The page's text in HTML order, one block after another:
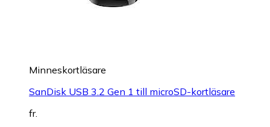
Minneskortläsare
SanDisk USB 3.2 Gen 1 till microSD-kortläsare
fr.